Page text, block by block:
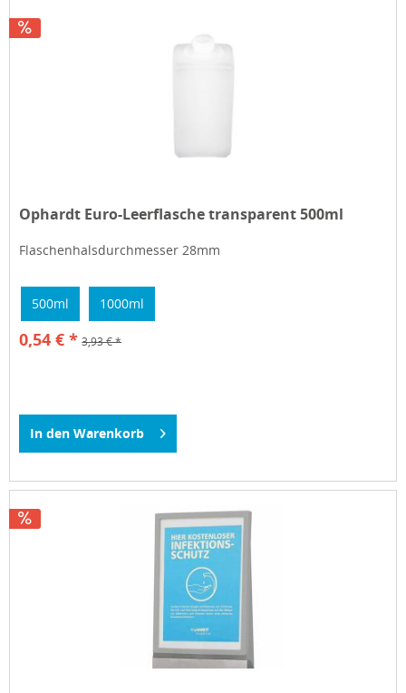
Ophardt Euro-Leerflasche transparent 500ml
Flaschenhalsdurchmesser 28mm
500ml 1000ml
0,54 € * 3,93 € *
In den Warenkorb